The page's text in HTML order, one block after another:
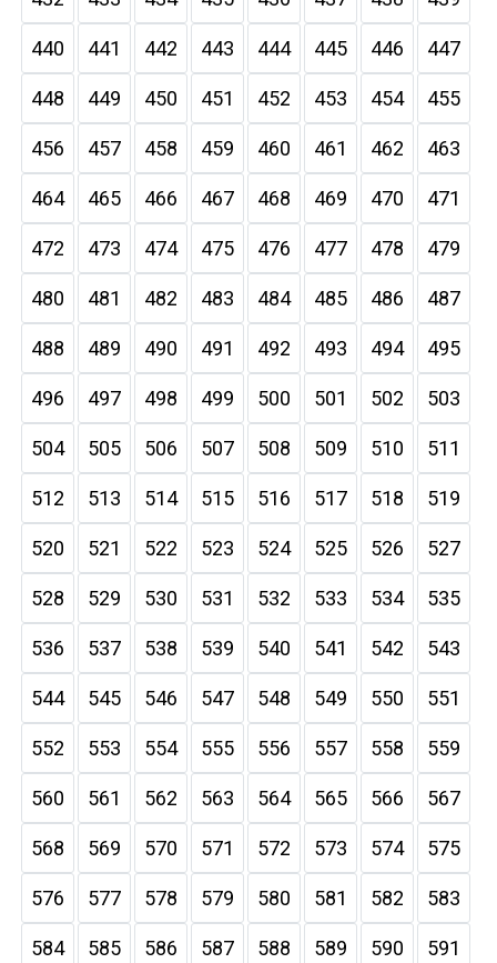
440 441 442 443 444 445 446 447
448 449 450 451 452 453 454 455
456 457 458 459 460 461 462 463
464 465 466 467 468 469 470 471
472 473 474 475 476 477 478 479
480 481 482 483 484 485 486 487
488 489 490 491 492 493 494 495
496 497 498 499 500 501 502 503
504 505 506 507 508 509 510 511
512 513 514 515 516 517 518 519
520 521 522 523 524 525 526 527
528 529 530 531 532 533 534 535
536 537 538 539 540 541 542 543
544 545 546 547 548 549 550 551
552 553 554 555 556 557 558 559
560 561 562 563 564 565 566 567
568 569 570 571 572 573 574 575
576 577 578 579 580 581 582 583
584 585 586 587 588 589 590 591